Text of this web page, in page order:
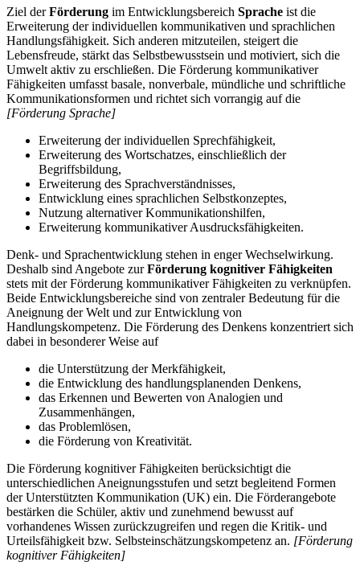
Ziel derFörderung im Entwicklungsbereich Sprache ist die
Erweiterung der individuellen kommunikativen und sprachlichen
Handlungsfähigkeit. Sich anderen mitzuteilen, steigert die
Lebensfreude, stärkt das Selbstbewusstsein und motiviert, sich die
Umwelt aktiv zu erschließen. Die Förderung kommunikativer
Fähigkeiten umfasst basale, nonverbale, mündliche und schriftliche
Kommunikationsformen und richtet sich vorrangig auf die
[Förderung Sprache]
Erweiterung der individuellen Sprechfähigkeit,
Erweiterung des Wortschatzes, einschließlich der
Begriffsbildung,
Erweiterung des Sprachverständnisses,
Entwicklung eines sprachlichen Selbstkonzeptes,
Nutzung alternativer Kommunikationshilfen,
Erweiterung kommunikativer Ausdrucksfähigkeiten.
Denk- und Sprachentwicklung stehen in enger Wechselwirkung.
Deshalb sind Angebote zurFörderung kognitiver Fähigkeiten
stets mit der Förderung kommunikativer Fähigkeiten zu verknüpfen.
Beide Entwicklungsbereiche sind von zentraler Bedeutung für die
Aneignung der Welt und zur Entwicklung von
Handlungskompetenz. Die Förderung des Denkens konzentriert sich
dabei in besonderer Weise auf
die Unterstützung der Merkfähigkeit,
die Entwicklung des handlungsplanenden Denkens,
das Erkennen und Bewerten von Analogien und
Zusammenhängen,
das Problemlösen,
die Förderung von Kreativität.
Die Förderung kognitiver Fähigkeiten berücksichtigt die
unterschiedlichen Aneignungsstufen und setzt begleitend Formen
der Unterstützten Kommunikation (UK) ein. Die Förderangebote
bestärken die Schüler, aktiv und zunehmend bewusst auf
vorhandenes Wissen zurückzugreifen und regen die Kritik- und
Urteilsfähigkeit bzw. Selbsteinschätzungskompetenz an. [Förderung
kognitiver Fähigkeiten]